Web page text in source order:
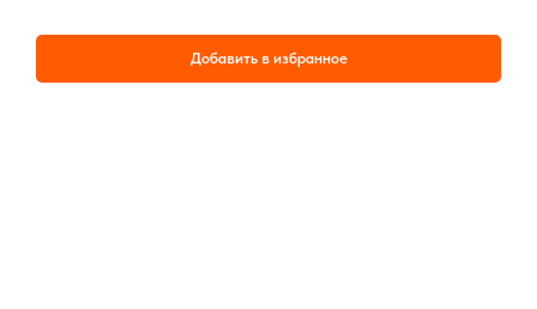
Добавить в избранное